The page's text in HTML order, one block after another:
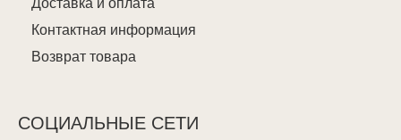
Доставка и оплата
Контактная информация
Возврат товара
СОЦИАЛЬНЫЕ СЕТИ